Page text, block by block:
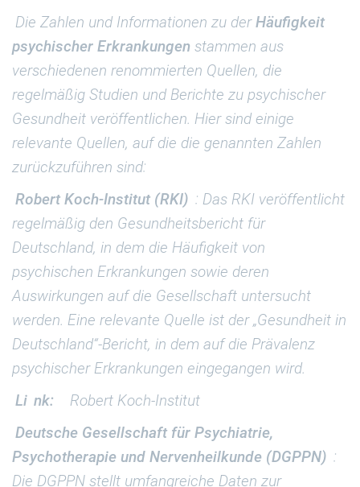
Die Zahlen und Informationen zu derHäufigkeit
psychischer Erkrankungen stammen aus
verschiedenen renommierten Quellen, die
regelmäßig Studien und Berichte zu psychischer
Gesundheit veröffentlichen. Hier sind einige
relevante Quellen, auf die die genannten Zahlen
zurückzuführen sind:
Robert Koch-Institut (RKI) : Das RKI veröffentlicht
regelmäßig den Gesundheitsbericht für
Deutschland, in dem die Häufigkeit von
psychischen Erkrankungen sowie deren
Auswirkungen auf die Gesellschaft untersucht
werden. Eine relevante Quelle ist der „Gesundheit in
Deutschland“-Bericht, in dem auf die Prävalenz
psychischer Erkrankungen eingegangen wird.
Li nk:
Robert Koch-Institut
Deutsche Gesellschaft für Psychiatrie,
Psychotherapie und Nervenheilkunde (DGPPN) :
Die DGPPN stellt umfangreiche Daten zur